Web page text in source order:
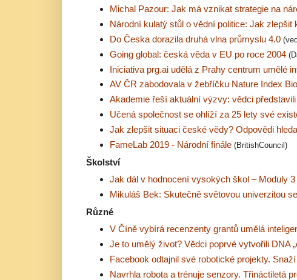
Michal Pazour: Jak má vznikat strategie na
Národní kulatý stůl o vědní politice: Jak zlepšit
Do Česka dorazila druhá vlna průmyslu 4.0
Going global: česká věda v EU po roce 2004
Iniciativa prg.ai udělá z Prahy centrum umělé
AV ČR zabodovala v žebříčku Nature Index
Akademie řeší aktuální výzvy: vědci
Učená společnost se ohlíží za 25 lety své
Jak zlepšit situaci české vědy? Odpovědi
FameLab 2019 - Národní finále (BritishCouncil)
Školství
Jak dál v hodnocení vysokých škol – Moduly 3
Mikuláš Bek: Skutečně světovou univerzitou
Různé
V Číně vybírá recenzenty grantů umělá
Je to umělý život? Vědci poprvé vytvořili DNA
Facebook odtajnil své robotické projekty.
Navrhla robota a trénuje senzory. Třináctiletá